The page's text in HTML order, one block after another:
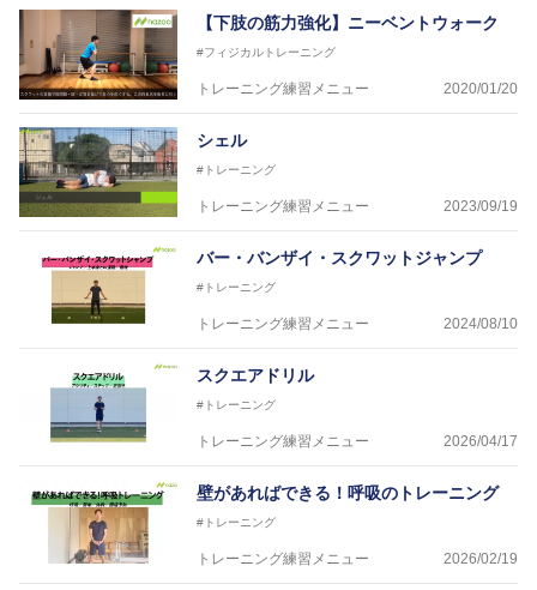
【下肢の筋力強化】ニーベントウォーク
#フィジカルトレーニング
トレーニング練習メニュー 2020/01/20
シェル
#トレーニング
トレーニング練習メニュー 2023/09/19
バー・バンザイ・スクワットジャンプ
#トレーニング
トレーニング練習メニュー 2024/08/10
スクエアドリル
#トレーニング
トレーニング練習メニュー 2026/04/17
壁があればできる！呼吸のトレーニング
#トレーニング
トレーニング練習メニュー 2026/02/19